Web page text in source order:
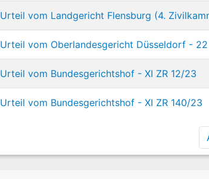
Urteil vom Landgericht Flensburg (4.
Urteil vom Oberlandesgericht Düsseldorf -
Urteil vom Bundesgerichtshof - XI ZR 12/23
Urteil vom Bundesgerichtshof - XI ZR 140/23